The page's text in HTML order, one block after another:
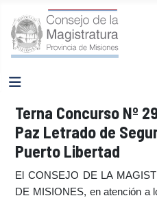
Terna Concurso Nº
Paz Letrado de
Puerto Libertad
El CONSEJO DE LA
DE MISIONES, en atención a